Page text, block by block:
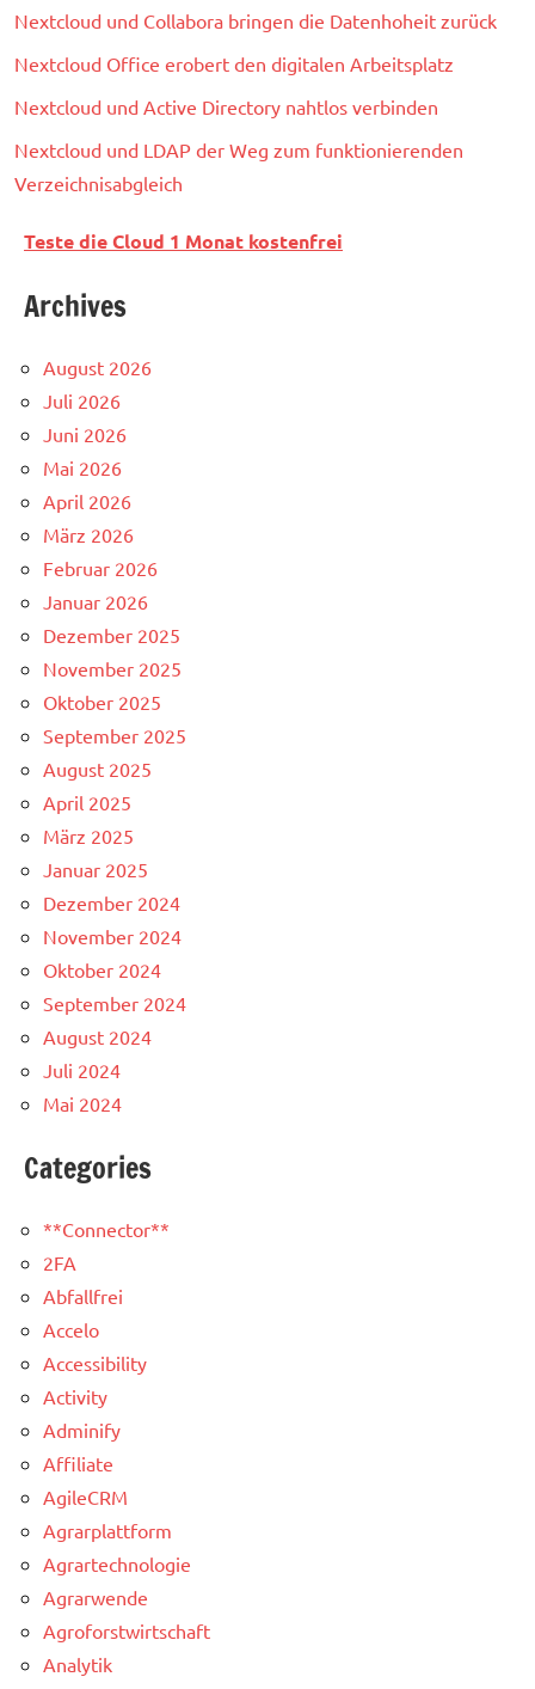
Nextcloud und Collabora bringen die Datenhoheit zurück
Nextcloud Office erobert den digitalen Arbeitsplatz
Nextcloud und Active Directory nahtlos verbinden
Nextcloud und LDAP der Weg zum funktionierenden
Verzeichnisabgleich
Teste die Cloud 1 Monat kostenfrei
Archives
August 2026
Juli 2026
Juni 2026
Mai 2026
April 2026
März 2026
Februar 2026
Januar 2026
Dezember 2025
November 2025
Oktober 2025
September 2025
August 2025
April 2025
März 2025
Januar 2025
Dezember 2024
November 2024
Oktober 2024
September 2024
August 2024
Juli 2024
Mai 2024
Categories
**Connector**
2FA
Abfallfrei
Accelo
Accessibility
Activity
Adminify
Affiliate
AgileCRM
Agrarplattform
Agrartechnologie
Agrarwende
Agroforstwirtschaft
Analytik